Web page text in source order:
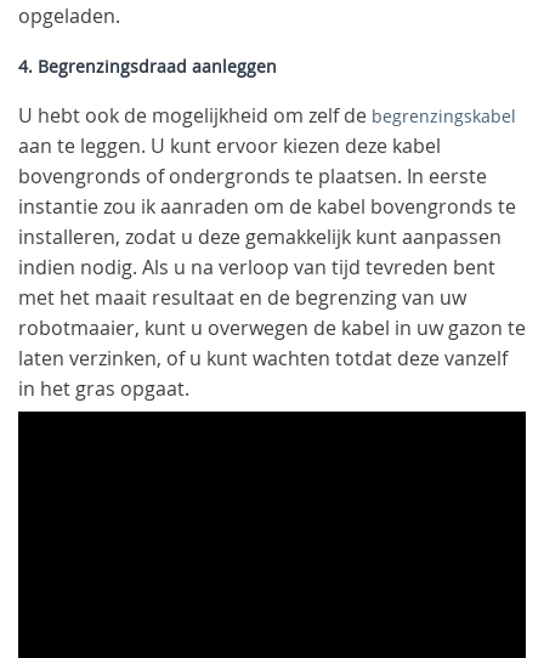
opgeladen.
4. Begrenzingsdraad aanleggen
U hebt ook de mogelijkheid om zelf de begrenzingskabel
aan te leggen. U kunt ervoor kiezen deze kabel
bovengronds of ondergronds te plaatsen. In eerste
instantie zou ik aanraden om de kabel bovengronds te
installeren, zodat u deze gemakkelijk kunt aanpassen
indien nodig. Als u na verloop van tijd tevreden bent
met het maait resultaat en de begrenzing van uw
robotmaaier, kunt u overwegen de kabel in uw gazon te
laten verzinken, of u kunt wachten totdat deze vanzelf
in het gras opgaat.